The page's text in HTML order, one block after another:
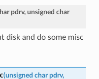
pdrv, unsigned char
disk and do some misc
(unsigned char pdrv,